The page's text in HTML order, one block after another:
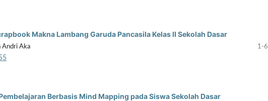
Makna Lambang Garuda Pancasila Kelas II Sekolah Dasar
Andri Aka 1-6
Berbasis Mind Mapping pada Siswa Sekolah Dasar